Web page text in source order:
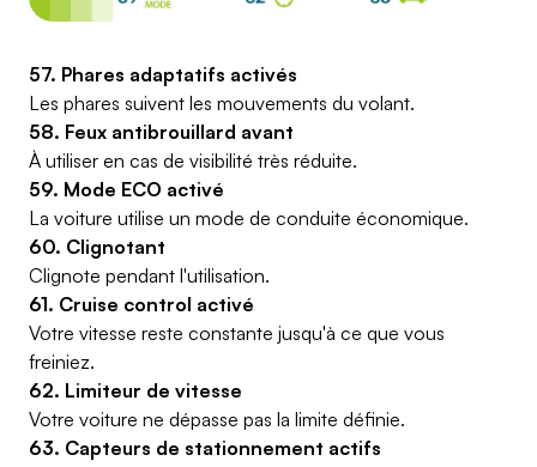
57. Phares adaptatifs activés
Les phares suivent les mouvements du volant.
58. Feux antibrouillard avant
À utiliser en cas de visibilité très réduite.
59. Mode ECO activé
La voiture utilise un mode de conduite économique.
60. Clignotant
Clignote pendant l'utilisation.
61. Cruise control activé
Votre vitesse reste constante jusqu'à ce que vous
freiniez.
62. Limiteur de vitesse
Votre voiture ne dépasse pas la limite définie.
63. Capteurs de stationnement actifs